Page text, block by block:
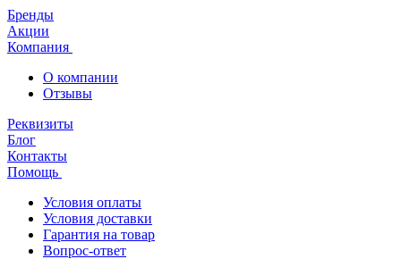
Бренды
Акции
Компания
О компании
Отзывы
Реквизиты
Блог
Контакты
Помощь
Условия оплаты
Условия доставки
Гарантия на товар
Вопрос-ответ